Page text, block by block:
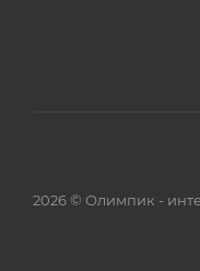
2026 © Олимпик -